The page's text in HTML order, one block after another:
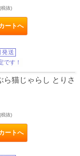
(税抜)
ートへ
発送
です！
ら猫じゃらし とりさ
(税抜)
ートへ